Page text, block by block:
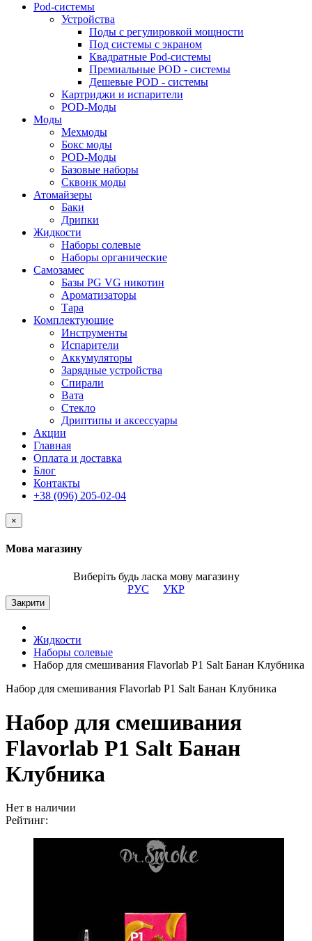
Pod-системы
Устройства
Поды с регулировкой мощности
Под системы с экраном
Квадратные Pod-системы
Премиальные POD - системы
Дешевые POD - системы
Картриджи и испарители
POD-Моды
Моды
Мехмоды
Бокс моды
POD-Моды
Базовые наборы
Сквонк моды
Атомайзеры
Баки
Дрипки
Жидкости
Наборы солевые
Наборы органические
Самозамес
Базы PG VG никотин
Ароматизаторы
Тара
Комплектующие
Инструменты
Испарители
Аккумуляторы
Зарядные устройства
Спирали
Вата
Стекло
Дриптипы и аксессуары
Акции
Главная
Оплата и доставка
Блог
Контакты
+38 (096) 205-02-04
×
Мова магазину
Виберіть будь ласка мову магазину
РУС
УКР
Закрити
Жидкости
Наборы солевые
Набор для смешивания Flavorlab P1 Salt Банан Клубника
Набор для смешивания Flavorlab P1 Salt Банан Клубника
Набор для смешивания
Flavorlab P1 Salt Банан
Клубника
Нет в наличии
Рейтинг: